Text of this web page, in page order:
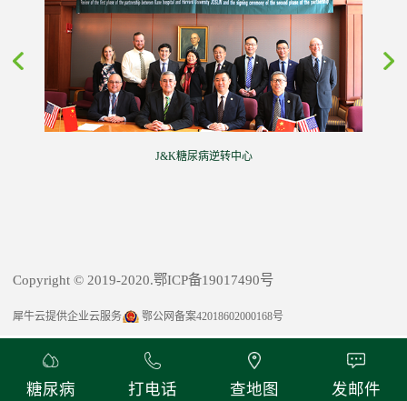
J&K糖尿病逆转中心
Copyright © 2019-2020.鄂ICP备19017490号
犀牛云提供企业云服务 鄂公网备案42018602000168号
糖尿病 打电话 查地图 发邮件